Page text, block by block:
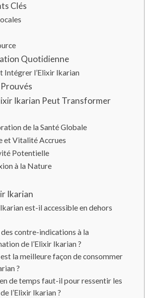
Clés
Quotidienne
Intégrer l’Elixir Ikarian
Ikarian Peut Transformer
de la Santé Globale
et Vitalité Accrues
Potentielle
à la Nature
Ikarian
Ikarian est-il accessible en dehors
contre-indications à la
de l’Elixir Ikarian ?
la meilleure façon de consommer
?
de temps faut-il pour ressentir les
l’Elixir Ikarian ?